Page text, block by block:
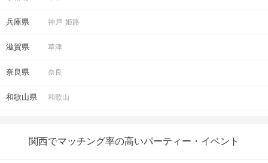
兵庫県 神戸 姫路
滋賀県 草津
奈良県 奈良
和歌山県 和歌山
関西でマッチング率の高いパーティー・イベント